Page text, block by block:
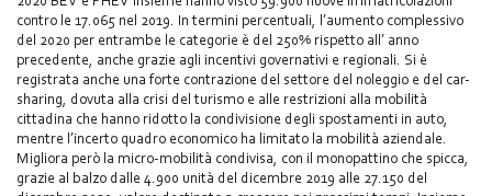
contro le 17.065 nel 2019. In termini percentuali, l’aumento complessivo
del 2020 per entrambe le categorie è del 250% rispetto all’ anno
precedente, anche grazie agli incentivi governativi e regionali. Si è
registrata anche una forte contrazione del settore del noleggio e del car-
sharing, dovuta alla crisi del turismo e alle restrizioni alla mobilità
cittadina che hanno ridotto la condivisione degli spostamenti in auto,
mentre l’incerto quadro economico ha limitato la mobilità aziendale.
Migliora però la micro-mobilità condivisa, con il monopattino che spicca,
grazie al balzo dalle 4.900 unità del dicembre 2019 alle 27.150 del